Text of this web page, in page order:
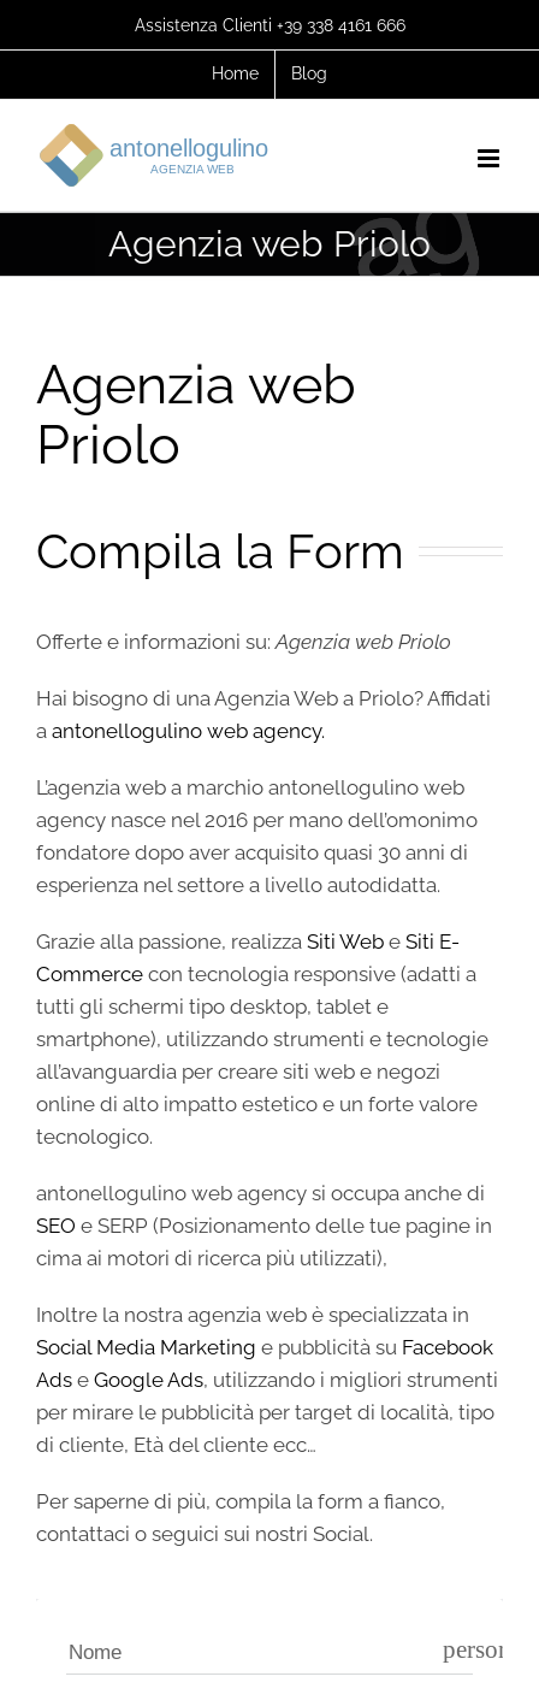
al
Assistenza Clienti +39 338 4161 666
Home Blog
Agenzia web Priolo
Agenzia web
Priolo
Compila la Form
Offerte e informazioni su: Agenzia web Priolo
Hai bisogno di una Agenzia Web a Priolo? Affidati
a antonellogulino web agency.
L’agenzia web a marchio antonellogulino web
agency nasce nel 2016 per mano dell’omonimo
fondatore dopo aver acquisito quasi 30 anni di
esperienza nel settore a livello autodidatta.
Grazie alla passione, realizza Siti Web e Siti E-
Commerce con tecnologia responsive (adatti a
tutti gli schermi tipo desktop, tablet e
smartphone), utilizzando strumenti e tecnologie
all’avanguardia per creare siti web e negozi
online di alto impatto estetico e un forte valore
tecnologico.
antonellogulino web agency si occupa anche di
SEO e SERP (Posizionamento delle tue pagine in
cima ai motori di ricerca più utilizzati),
Inoltre la nostra agenzia web è specializzata in
Social Media Marketing e pubblicità su Facebook
Ads e Google Ads, utilizzando i migliori strumenti
per mirare le pubblicità per target di località, tipo
di cliente, Età del cliente ecc…
Per saperne di più, compila la form a fianco,
contattaci o seguici sui nostri Social.
Nome person